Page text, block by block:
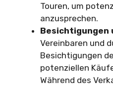
Touren, um
anzusprechen.
Besichtigungen
Vereinbaren und
Besichtigungen
potenziellen
Während des